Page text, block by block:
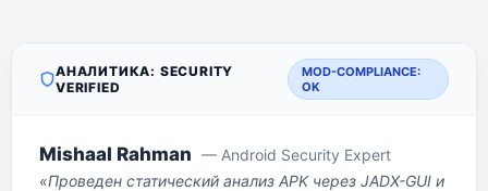
АНАЛИТИКА: SECURITY
VERIFIED
MOD-COMPLIANCE:
OK
Mishaal Rahman — Android Security Expert
«Проведен статический анализ APK через JADX-GUI и